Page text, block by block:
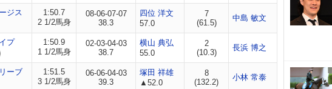
ジス
1:50.7
2 1/2馬身
08-06-07-07
38.3
四位 洋文
57.0
7
(61.5)
中島 敏文
プ
1:50.9
1 1/2馬身
02-03-04-03
38.7
横山 典弘
55.0
2
(10.3)
長浜 博之
ーブ
1:51.5
3 1/2馬身
06-06-04-03
39.3
塚田 祥雄
▲52.0
8
(132.2)
小林 常泰